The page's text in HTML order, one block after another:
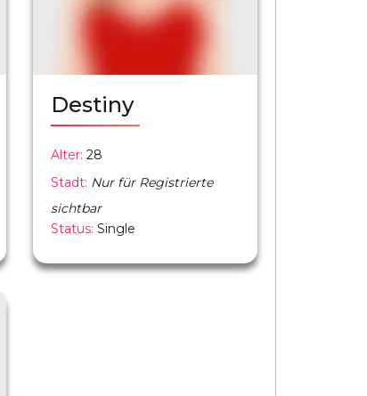
Destiny
Alter: 28
Stadt: Nur für Registrierte
sichtbar
Status: Single